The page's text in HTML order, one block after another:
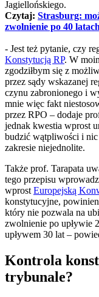
Jagiellońskiego.
Czytaj: Strasburg:
zwolnienie po 40
- Jest też pytanie, czy
Konstytucją RP. W
zgodziłbym się z
przez sądy wskazanej
czynu zabronionego i
mnie więc fakt
przez RPO – dodaje
jednak kwestia wprost
budzić wątpliwości i
zakresie niejednolite.
Także prof. Tarapata
tego przepisu
wprost Europejską
konstytucyjne,
który nie pozwala na
zwolnienie po upływie
upływem 30 lat –
Kontrola
trybunale?